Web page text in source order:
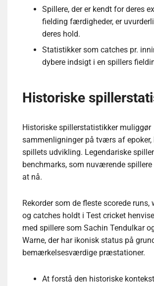
Spillere, der er kendt for deres
fielding færdigheder, er
deres hold.
Statistikker som catches pr.
dybere indsigt i en spillers
Historiske
Historiske spillerstatistikker muliggør
sammenligninger på tværs af epoker,
spillets udvikling. Legendariske
benchmarks, som nuværende
at nå.
Rekorder som de fleste scorede runs,
og catches holdt i Test cricket
med spillere som Sachin Tendulkar
Warne, der har ikonisk status på
bemærkelsesværdige præstationer.
At forstå den historiske